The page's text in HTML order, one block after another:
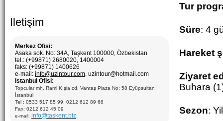
Iletişim
Merkez Ofisi:
Asaka sok. No: 34A, Taşkent 100000, Özbekistan
tel.: (+99871) 2680020, 1400004
faks: (+99871) 1400626
e-mail: info@uzintour.com, uzintour@hotmail.com
Istanbul Ofisi:
Topcular mh. Rami Kışla cd. Vantaş Plaza No: 58 Eyüpsultan
İstanbul
Tel : 0533 517 85 99, 0212 612 89 68
Fax: 0212 612 45 09
e-mail: info@taskent.biz
Tur
Süre: 4
Hareket
Ziyaret
Buhara
Sezon: